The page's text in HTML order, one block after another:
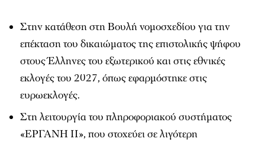
Στην κατάθεση στη Βουλή νομοσχεδίου για την
επέκταση του δικαιώματος της επιστολικής ψήφου
στους Έλληνες του εξωτερικού και στις εθνικές
εκλογές του 2027, όπως εφαρμόστηκε στις
ευρωεκλογές.
Στη λειτουργία του πληροφοριακού συστήματος
«ΕΡΓΑΝΗ ΙΙ», που στοχεύει σε λιγότερη